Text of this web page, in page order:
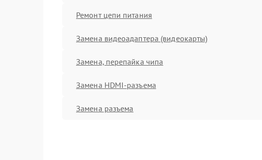
Ремонт цепи питания
Замена видеоадаптера (видеокарты)
Замена, перепайка чипа
Замена HDMI-разъема
Замена разъема